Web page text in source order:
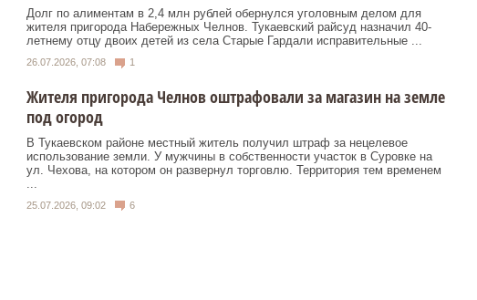
Долг по алиментам в 2,4 млн рублей обернулся уголовным делом для
жителя пригорода Набережных Челнов. Тукаевский райсуд назначил 40-
летнему отцу двоих детей из села Старые Гардали исправительные ...
26.07.2026, 07:08 1
Жителя пригорода Челнов оштрафовали за магазин на земле
под огород
В Тукаевском районе местный житель получил штраф за нецелевое
использование земли. У мужчины в собственности участок в Суровке на
ул. Чехова, на котором он развернул торговлю. Территория тем временем
25.07.2026, 09:02 6